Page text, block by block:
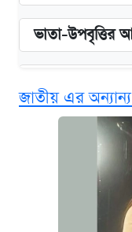
ভাতা-উপবৃত্তির
‘গুলশানের
আজ শুক্রবার
জাতীয় এর